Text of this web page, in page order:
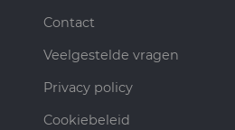
Contact
Veelgestelde vragen
Privacy policy
Cookiebeleid